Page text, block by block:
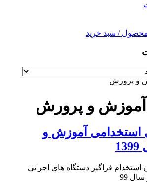
/ سبد خرید
و پرورش
آموزش و پرورش
استخدامی آموزش و
استخدام فراگیر دستگاه های اجرایی
99